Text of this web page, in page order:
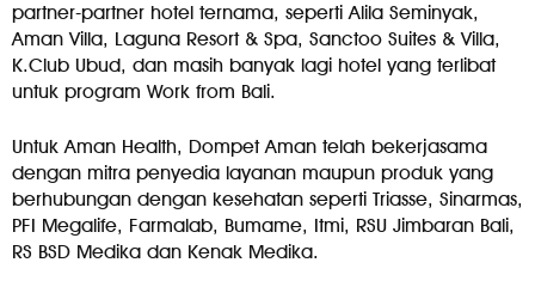
partner-partner hotel ternama, seperti Alila Seminyak,
Aman Villa, Laguna Resort & Spa, Sanctoo Suites & Villa,
K.Club Ubud, dan masih banyak lagi hotel yang terlibat
untuk program Work from Bali.
Untuk Aman Health, Dompet Aman telah bekerjasama
dengan mitra penyedia layanan maupun produk yang
berhubungan dengan kesehatan seperti Triasse, Sinarmas,
PFI Megalife, Farmalab, Bumame, Itmi, RSU Jimbaran Bali,
RS BSD Medika dan Kenak Medika.